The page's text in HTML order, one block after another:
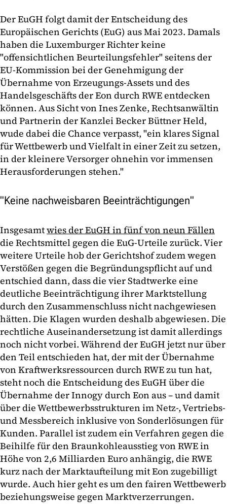
Der EuGH folgt damit der Entscheidung des
Europäischen Gerichts (EuG) aus Mai 2023. Damals
haben die Luxemburger Richter keine
"offensichtlichen Beurteilungsfehler" seitens der
EU-Kommission bei der Genehmigung der
Übernahme von Erzeugungs-Assets und des
Handelsgeschäfts der Eon durch RWE entdecken
können. Aus Sicht von Ines Zenke, Rechtsanwältin
und Partnerin der Kanzlei Becker Büttner Held,
wude dabei die Chance verpasst, "ein klares Signal
für Wettbewerb und Vielfalt in einer Zeit zu setzen,
in der kleinere Versorger ohnehin vor immensen
Herausforderungen stehen."
"Keine nachweisbaren Beeinträchtigungen"
Insgesamtwies der EuGH in fünf von neun Fällen
die Rechtsmittel gegen die EuG-Urteile zurück. Vier
weitere Urteile hob der Gerichtshof zudem wegen
Verstößen gegen die Begründungspflicht auf und
entschied dann, dass die vier Stadtwerke eine
deutliche Beeinträchtigung ihrer Marktstellung
durch den Zusammenschluss nicht nachgewiesen
hätten. Die Klagen wurden deshalb abgewiesen. Die
rechtliche Auseinandersetzung ist damit allerdings
noch nicht vorbei. Während der EuGH jetzt nur über
den Teil entschieden hat, der mit der Übernahme
von Kraftwerksressourcen durch RWE zu tun hat,
steht noch die Entscheidung des EuGH über die
Übernahme der Innogy durch Eon aus – und damit
über die Wettbewerbsstrukturen im Netz-, Vertriebs-
und Messbereich inklusive von Sonderlösungen für
Kunden. Parallel ist zudem ein Verfahren gegen die
Beihilfe für den Braunkohleausstieg von RWE in
Höhe von 2,6 Milliarden Euro anhängig, die RWE
kurz nach der Marktaufteilung mit Eon zugebilligt
wurde. Auch hier geht es um den fairen Wettbewerb
beziehungsweise gegen Marktverzerrungen.